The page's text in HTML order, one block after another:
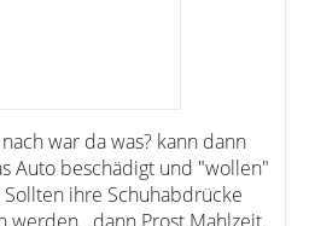
war da was? kann dann
Auto beschädigt und "wollen"
ihre Schuhabdrücke